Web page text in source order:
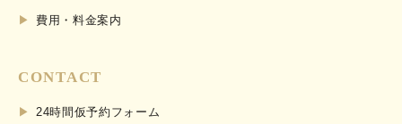
費用・料金案内
CONTACT
24時間仮予約フォーム